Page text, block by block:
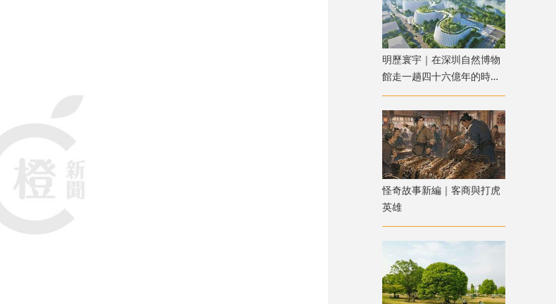
明歷寰宇｜在深圳自然博物
館走一趟四十六億年的時空
之旅
怪奇故事新編｜客商與打虎
英雄